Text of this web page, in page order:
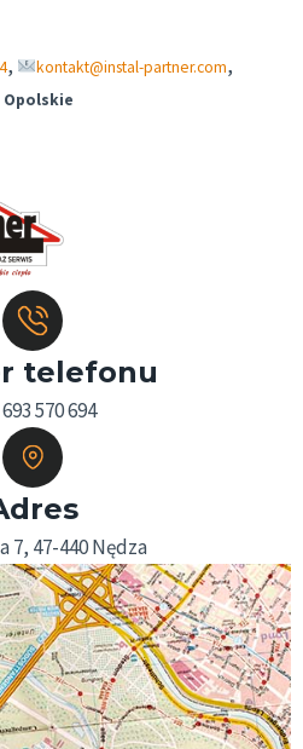
, kontakt@instal-partner.com,
telefonu
570 694
7, 47-440 Nędza